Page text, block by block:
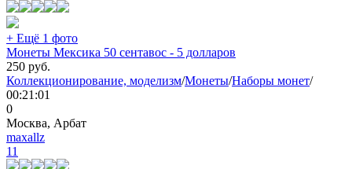
+ Ещё 1 фото
Монеты Мексика 50 сентавос - 5 долларов
250 руб.
Коллекционирование, моделизм/Монеты/Наборы монет/
00:21:01
0
Москва, Арбат
maxallz
11